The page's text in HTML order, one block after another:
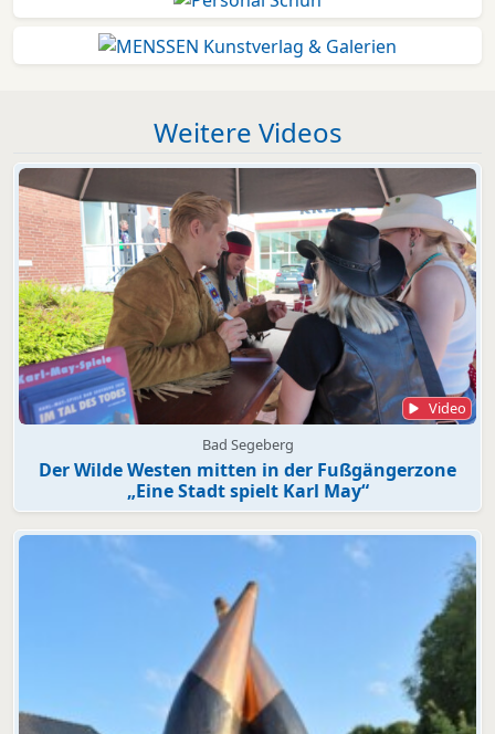
Weitere Videos
Video
Bad Segeberg
Der Wilde Westen mitten in der Fußgängerzone
„Eine Stadt spielt Karl May“